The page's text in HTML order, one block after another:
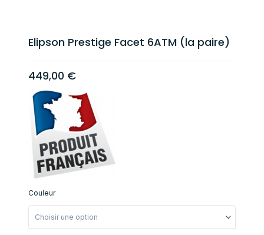
Elipson Prestige Facet 6ATM (la paire)
449,00 €
Couleur